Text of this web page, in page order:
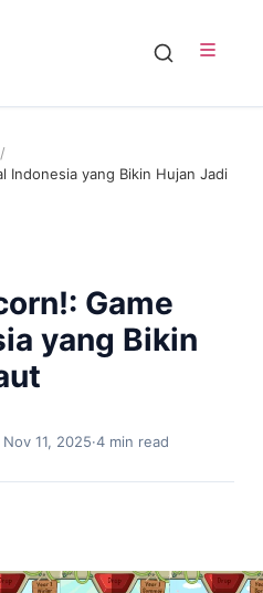
/
Indonesia yang Bikin Hujan Jadi
Game
yang Bikin
11, 2025·4 min read